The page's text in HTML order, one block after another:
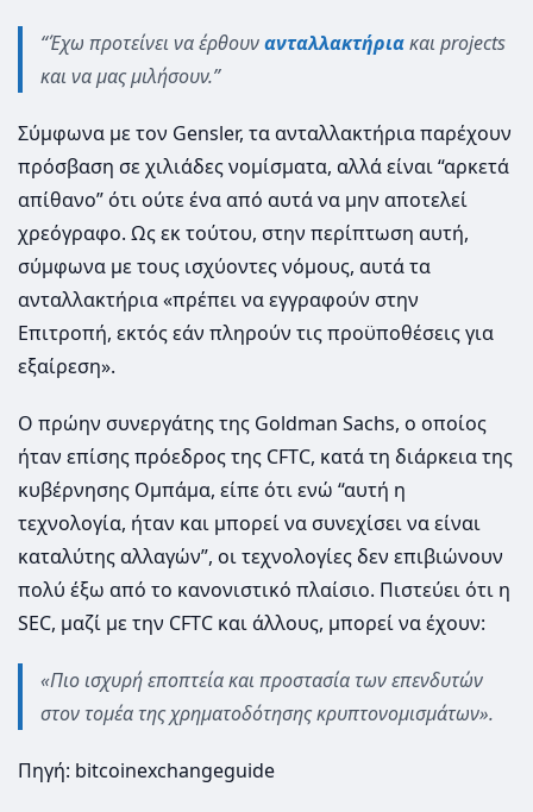
“Έχω προτείνει να έρθουνανταλλακτήριακαι projects
και να μας μιλήσουν.”
Σύμφωνα με τον Gensler, τα ανταλλακτήρια παρέχουν
πρόσβαση σε χιλιάδες νομίσματα, αλλά είναι “αρκετά
απίθανο” ότι ούτε ένα από αυτά να μην αποτελεί
χρεόγραφο. Ως εκ τούτου, στην περίπτωση αυτή,
σύμφωνα με τους ισχύοντες νόμους, αυτά τα
ανταλλακτήρια «πρέπει να εγγραφούν στην
Επιτροπή, εκτός εάν πληρούν τις προϋποθέσεις για
εξαίρεση».
Ο πρώην συνεργάτης της Goldman Sachs, ο οποίος
ήταν επίσης πρόεδρος της CFTC, κατά τη διάρκεια της
κυβέρνησης Ομπάμα, είπε ότι ενώ “αυτή η
τεχνολογία, ήταν και μπορεί να συνεχίσει να είναι
καταλύτης αλλαγών”, οι τεχνολογίες δεν επιβιώνουν
πολύ έξω από το κανονιστικό πλαίσιο. Πιστεύει ότι η
SEC, μαζί με την CFTC και άλλους, μπορεί να έχουν:
«Πιο ισχυρή εποπτεία και προστασία των επενδυτών
στον τομέα της χρηματοδότησης κρυπτονομισμάτων».
Πηγή: bitcoinexchangeguide